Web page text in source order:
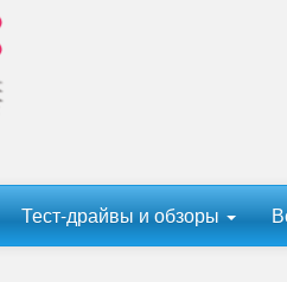
Тест-драйвы и обзоры